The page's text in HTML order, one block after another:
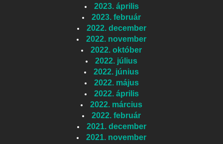
2023. április
2023. február
2022. december
2022. november
2022. október
2022. július
2022. június
2022. május
2022. április
2022. március
2022. február
2021. december
2021. november